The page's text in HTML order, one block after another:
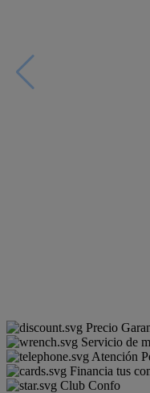
Precio
Servicio de
Atención
Financia tus
Club Confo